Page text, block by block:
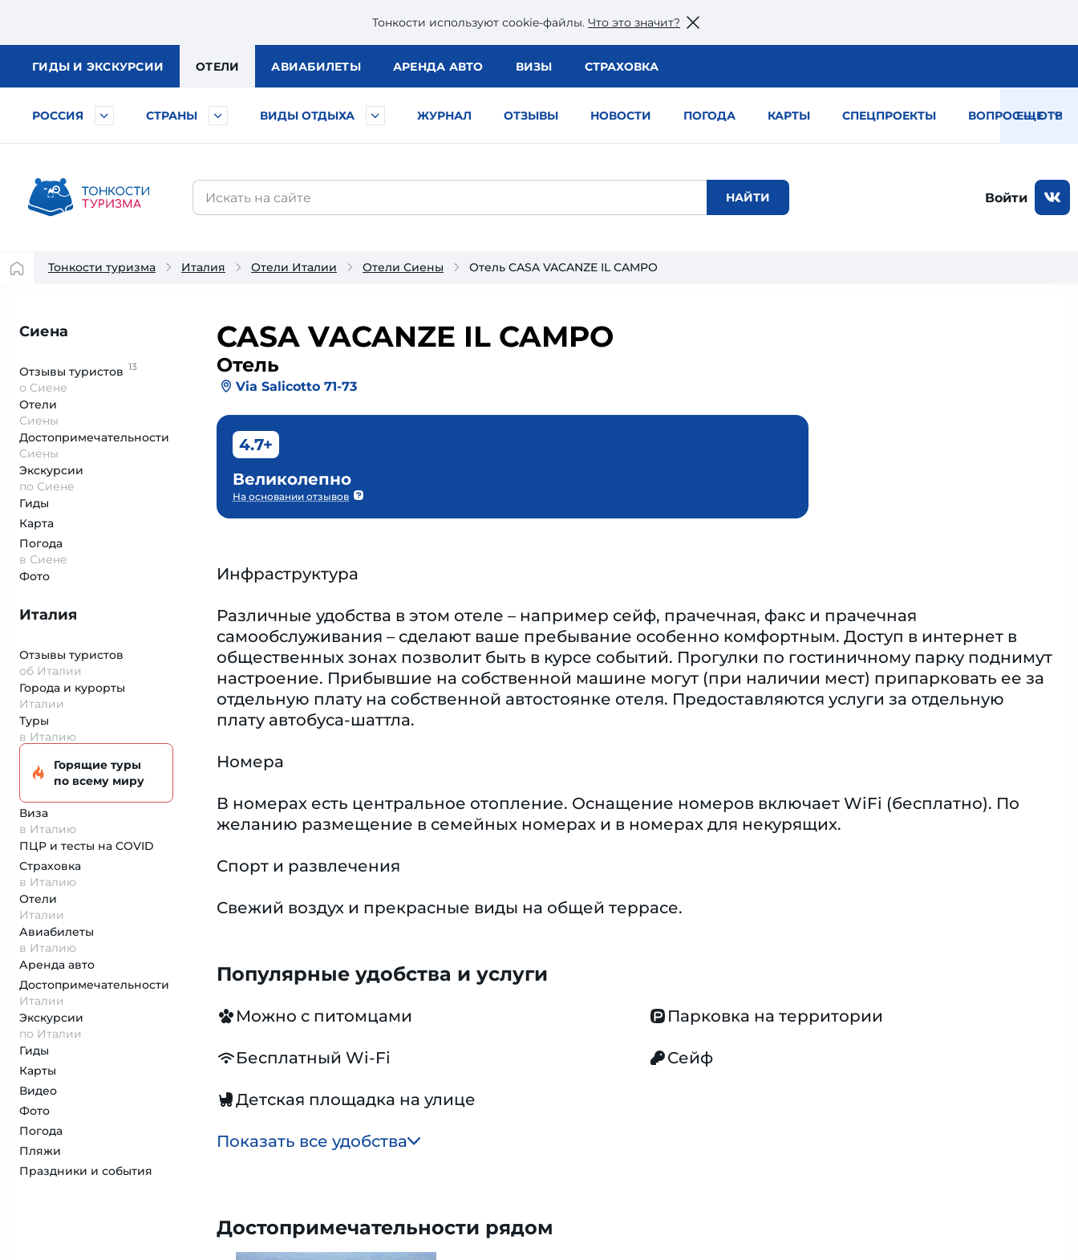
Тонкости используют сookie-файлы. Что это значит?
ГИДЫ И ЭКСКУРСИИ ОТЕЛИ АВИАБИЛЕТЫ АРЕНДА АВТО ВИЗЫ СТРАХОВКА
РОССИЯ СТРАНЫ ВИДЫ ОТДЫХА ЖУРНАЛ ОТЗЫВЫ НОВОСТИ ПОГОДА КАРТЫ СПЕЦПРОЕКТЫ ВОПРОС — ОТВЕТ
ЕЩЕ
Войти
Тонкости туризма Италия Отели Италии Отели Сиены Отель CASA VACANZE IL CAMPO
Сиена
Отзывы туристов 13
о Сиене
Отели
Сиены
Достопримеча­тельности
Сиены
Экскурсии
по Сиене
Гиды
Карта
Погода
в Сиене
Фото
Италия
Отзывы туристов
об Италии
Города и курорты
Италии
Туры
в Италию
Горящие туры
по всему миру
Виза
в Италию
ПЦР и тесты на COVID
Страховка
в Италию
Отели
Италии
Авиабилеты
в Италию
Аренда авто
Достопримеча­тельности
Италии
Экскурсии
по Италии
Гиды
Карты
Видео
Фото
Погода
Пляжи
Праздники и события
CASA VACANZE IL CAMPO
Отель
Via Salicotto 71-73
4.7+
Великолепно
На основании отзывов
Инфраструктура
Различные удобства в этом отеле – например сейф, прачечная, факс и прачечная
самообслуживания – сделают ваше пребывание особенно комфортным. Доступ в интернет в
общественных зонах позволит быть в курсе событий. Прогулки по гостиничному парку поднимут
настроение. Прибывшие на собственной машине могут (при наличии мест) припарковать ее за
отдельную плату на собственной автостоянке отеля. Предоставляются услуги за отдельную
плату автобуса-шаттла.
Номера
В номерах есть центральное отопление. Оснащение номеров включает WiFi (бесплатно). По
желанию размещение в семейных номерах и в номерах для некурящих.
Спорт и развлечения
Свежий воздух и прекрасные виды на общей террасе.
Популярные удобства и услуги
Можно с питомцами Парковка на территории
Бесплатный Wi-Fi Сейф
Детская площадка на улице
Показать все удобства
Достопримечательности рядом